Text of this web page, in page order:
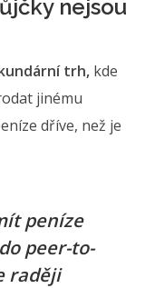
nejsou
trh, kde
jinému
dříve, než je
peníze
peer-to-
raději